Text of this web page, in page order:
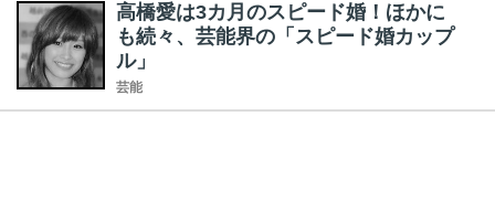
高橋愛は3カ月のスピード婚！ほかに
も続々、芸能界の「スピード婚カップ
ル」
芸能